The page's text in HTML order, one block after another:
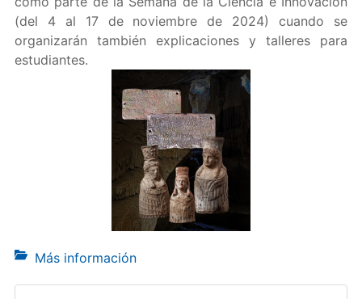
(del 4 al 17 de noviembre de 2024) cuando se
organizarán también explicaciones y talleres para
estudiantes.
Más información